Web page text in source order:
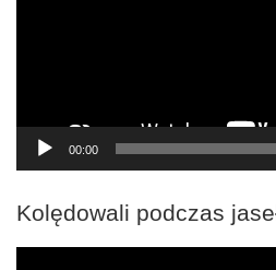
00:00
Kolędowali podczas